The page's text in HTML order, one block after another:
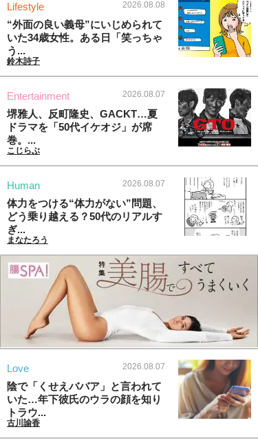
Lifestyle 2026.08.08
“外面の良い義母”にいじめられて
いた34歳女性。ある日「笑っちゃ
う...
鈴木詩子
Entertainment 2026.08.07
堺雅人、反町隆史、GACKT…夏
ドラマを「50代イケオジ」が席
巻。...
こじらぶ
Human 2026.08.07
体力をつける“体力がない”問題、
どう乗り越える？50代のリアルす
ぎ...
まなたろう
Love 2026.08.07
陰で「くせえババア」と言われて
いた…年下彼氏のウラの顔を知り
トラウ...
古川諭香